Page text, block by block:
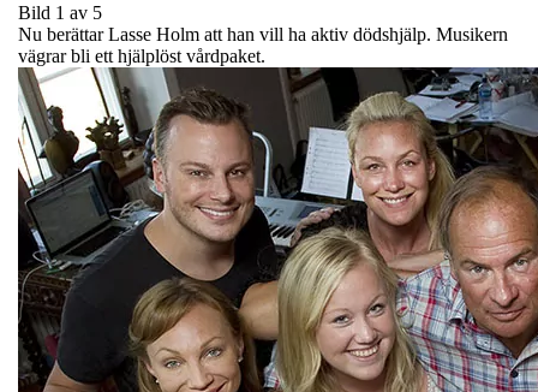
Bild 1 av 5
Nu berättar Lasse Holm att han vill ha aktiv dödshjälp. Musikern
vägrar bli ett hjälplöst vårdpaket.